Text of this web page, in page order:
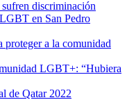
discriminación
en San Pedro
proteger a la comunidad
LGBT+: “Hubiera
de Qatar 2022